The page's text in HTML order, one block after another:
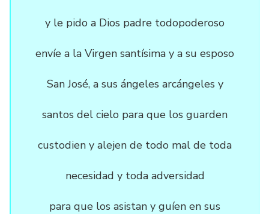
y le pido a Dios padre todopoderoso
envíe a la Virgen santísima y a su esposo
San José, a sus ángeles arcángeles y
santos del cielo para que los guarden
custodien y alejen de todo mal de toda
necesidad y toda adversidad
para que los asistan y guíen en sus